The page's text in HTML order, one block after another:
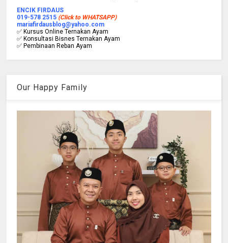
ENCIK FIRDAUS
019-578 2515 (Click to WHATSAPP)
mariafirdausblog@yahoo.com
✅ Kursus Online Ternakan Ayam
✅ Konsultasi Bisnes Ternakan Ayam
✅ Pembinaan Reban Ayam
Our Happy Family